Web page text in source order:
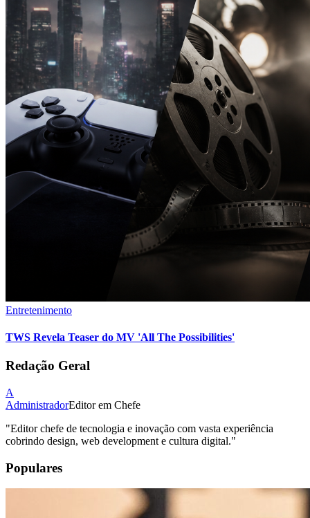
Entretenimento
TWS Revela Teaser do MV 'All The Possibilities'
Redação Geral
A
AdministradorEditor em Chefe
"Editor chefe de tecnologia e inovação com vasta experiência
cobrindo design, web development e cultura digital."
Populares